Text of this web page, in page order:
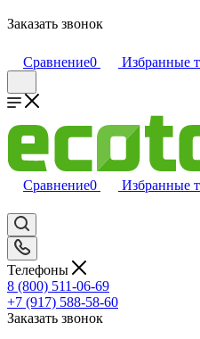
Заказать звонок
Сравнение0 Избранные
Сравнение0 Избранные
Телефоны
8 (800) 511-06-69
+7 (917) 588-58-60
Заказать звонок